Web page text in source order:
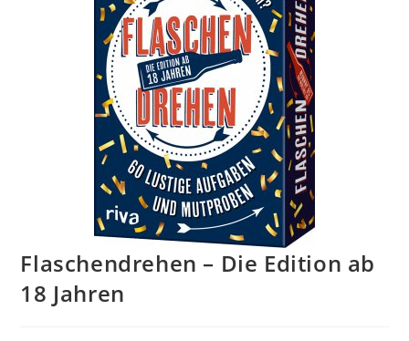
Flaschendrehen – Die Edition ab
18 Jahren